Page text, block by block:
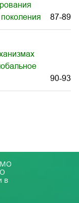
87-89
90-93
в